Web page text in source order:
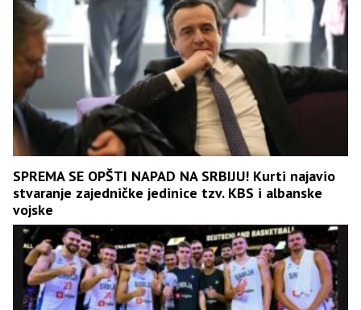
SPREMA SE OPŠTI NAPAD NA SRBIJU! Kurti najavio
stvaranje zajedničke jedinice tzv. KBS i albanske
vojske